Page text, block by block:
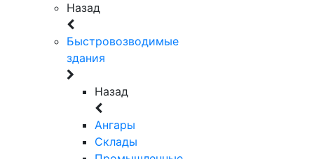
Назад
Быстровозводимые
здания
Назад
Ангары
Склады